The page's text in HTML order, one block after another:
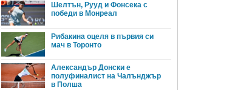
Шелтън, Рууд и Фонсека с
победи в Монреал
Рибакина оцеля в първия си
мач в Торонто
Александър Донски е
полуфиналист на Чалънджър
в Полша